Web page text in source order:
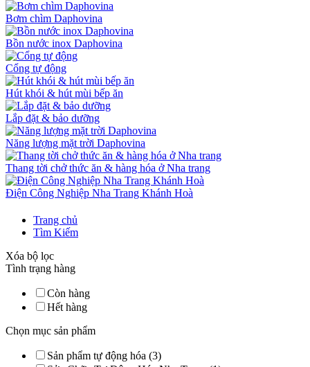
Bơm chìm Daphovina
Bồn nước inox Daphovina
Cổng tự động
Hút khói & hút mùi bếp ăn
Lắp đặt & bảo dưỡng
Năng lượng mặt trời Daphovina
Thang tời chở thức ăn & hàng hóa ở Nha trang
Điện Công Nghiệp Nha Trang Khánh Hoà
Trang chủ
Tìm Kiếm
Xóa bộ lọc
Tình trạng hàng
Còn hàng
Hết hàng
Chọn mục sản phẩm
Sản phẩm tự động hóa (3)